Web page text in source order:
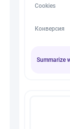
Cookies
Конверсия
Summarize